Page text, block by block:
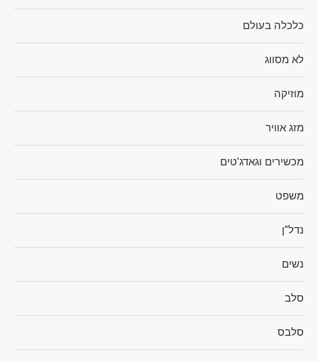
כלכלה בעולם
לא מסווג
מוזיקה
מזג אוויר
מכשירים וגאדג'טים
משפט
נדל"ן
נשים
סלב
סלבס